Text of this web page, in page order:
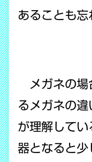
あることも忘
メガネの場
るメガネの
が理解して
器となると少